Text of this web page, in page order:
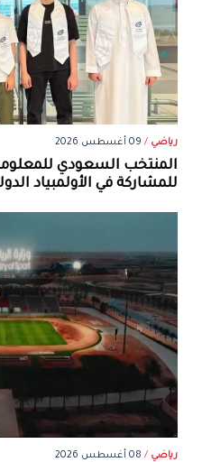
رياضي / 09 أغسطس 2026
المنتخب السعودي
للمشاركة في الأولمبياد
رياضي / 08 أغسطس 2026